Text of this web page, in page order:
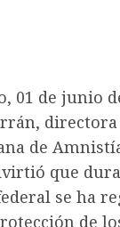
01 de junio
de
que
se ha
de